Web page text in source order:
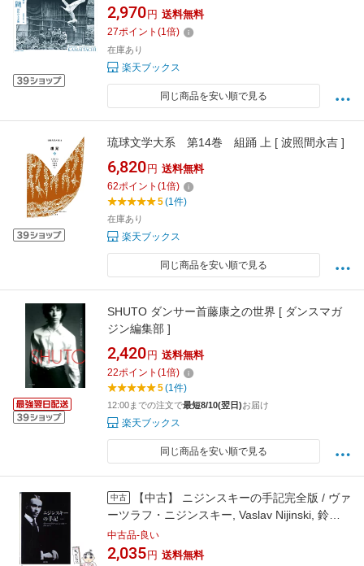
2,970 円 送料無料
27ポイント (1倍)
在庫あり
楽天ブックス
同じ商品を安い順で見る
琉球文学大系 第14巻 組踊 上 [ 波照間永吉 ]
6,820 円 送料無料
62ポイント (1倍)
5(1件)
在庫あり
楽天ブックス
同じ商品を安い順で見る
SHUTO ダンサー首藤康之の世界 [ ダンスマガ
ジン編集部 ]
2,420 円 送料無料
22ポイント (1倍)
5(1件)
12:00までの注文で最短8/10(翌日)お届け
楽天ブックス
同じ商品を安い順で見る
中古
【中古】 ニジンスキーの手記完全版 / ヴァ
ーツラフ・ニジンスキー, Vaslav Nijinski, 鈴木
晶 / 新書館 [単行本]【メール便送料無料】【最
短翌日配達対応】
中古品-良い
2,035 円 送料無料